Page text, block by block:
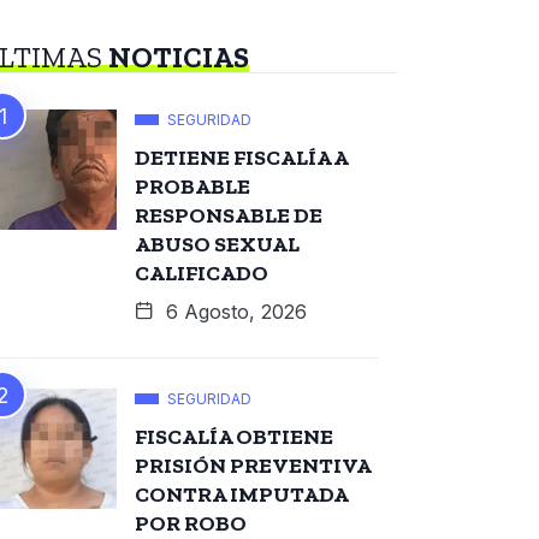
NOTICIAS
SEGURIDAD
DETIENE FISCALÍA A
PROBABLE
RESPONSABLE DE
ABUSO SEXUAL
CALIFICADO
6 Agosto, 2026
SEGURIDAD
FISCALÍA OBTIENE
PRISIÓN PREVENTIVA
CONTRA IMPUTADA
POR ROBO